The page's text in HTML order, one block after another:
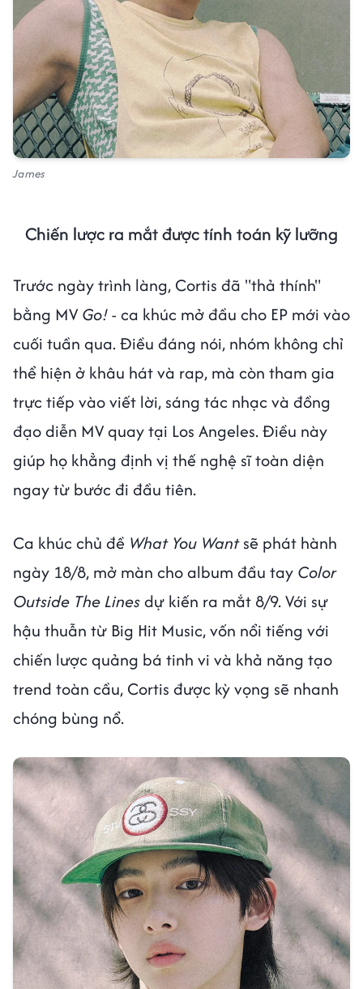
James
Chiến lược ra mắt được tính toán kỹ lưỡng
Trước ngày trình làng, Cortis đã "thả thính"
bằng MV Go!- ca khúc mở đầu cho EP mới vào
cuối tuần qua. Điều đáng nói, nhóm không chỉ
thể hiện ở khâu hát và rap, mà còn tham gia
trực tiếp vào viết lời, sáng tác nhạc và đồng
đạo diễn MV quay tại Los Angeles. Điều này
giúp họ khẳng định vị thế nghệ sĩ toàn diện
ngay từ bước đi đầu tiên.
Ca khúc chủ đề What You Wantsẽ phát hành
ngày 18/8, mở màn cho album đầu tay Color
Outside The Linesdự kiến ra mắt 8/9. Với sự
hậu thuẫn từ Big Hit Music, vốn nổi tiếng với
chiến lược quảng bá tinh vi và khả năng tạo
trend toàn cầu, Cortis được kỳ vọng sẽ nhanh
chóng bùng nổ.